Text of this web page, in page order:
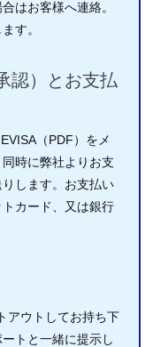
はお客様へ連絡。
す。
認）とお支払
（PDF）をメ
時に弊社よりお支
します。お支払い
カード、又は銀行
アウトしてお持ち下
トと一緒に提示し